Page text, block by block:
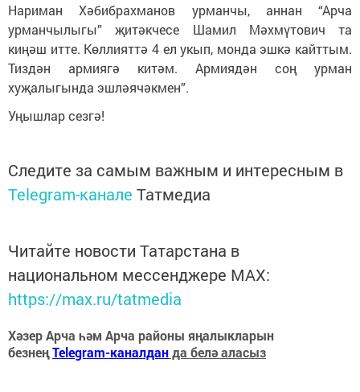
Нариман Хәбибрахманов урманчы, аннан “Арча
урманчылыгы” җитәкчесе Шамил Мәхмүтович та
киңәш итте. Көллияттә 4 ел укып, монда эшкә кайттым.
Тиздән армиягә китәм. Армиядән соң урман
хуҗалыгында эшләячәкмен”.
Уңышлар сезгә!
Следите за самым важным и интересным в
Telegram-канале Татмедиа
Читайте новости Татарстана в
национальном мессенджере MАХ:
https://max.ru/tatmedia
Хәзер Арча һәм Арча районы яңалыкларын
безнеңTelegram-каналданда белә аласыз